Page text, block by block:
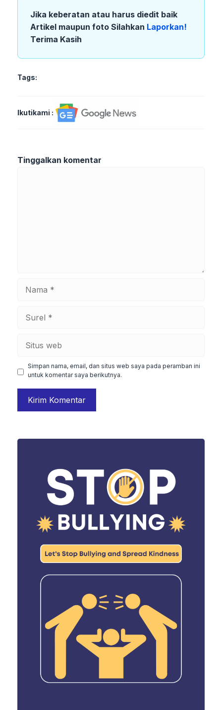
Jika keberatan atau harus diedit baik
Artikel maupun foto Silahkan Laporkan!
Terima Kasih
Tags:
Ikutikami :
Tinggalkan komentar
Simpan nama, email, dan situs web saya pada peramban ini
untuk komentar saya berikutnya.